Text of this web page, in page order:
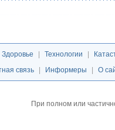
Здоровье Технологии
связь Информеры О
При полном или